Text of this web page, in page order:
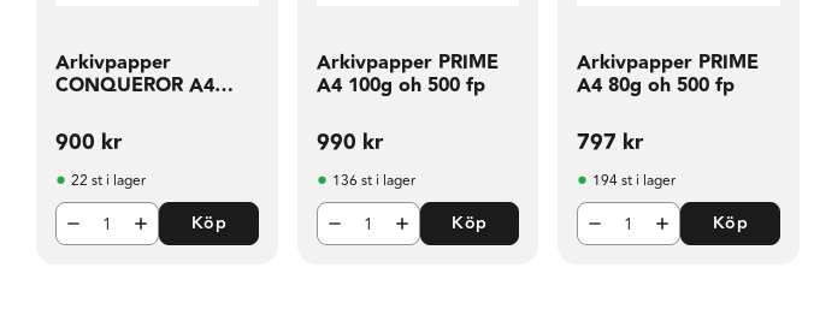
Arkivpapper
CONQUEROR A4
900 kr
22 st i lager
Köp
Arkivpapper PRIME
A4 100g oh 500 fp
990 kr
136 st i lager
Köp
Arkivpapper PRIME
A4 80g oh 500 fp
797 kr
194 st i lager
Köp